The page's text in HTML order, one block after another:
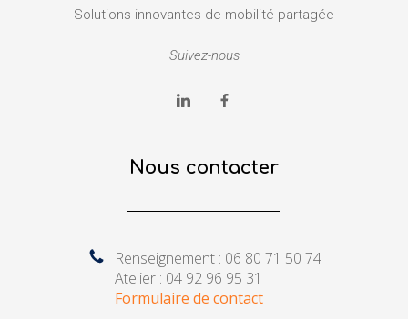
Solutions innovantes de mobilité partagée
Suivez-nous
Nous contacter
Renseignement : 06 80 71 50 74
Atelier : 04 92 96 95 31
Formulaire de contact